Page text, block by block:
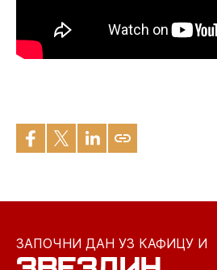
ЗАПОЧНИ ДАН УЗ КАФИЦУ И